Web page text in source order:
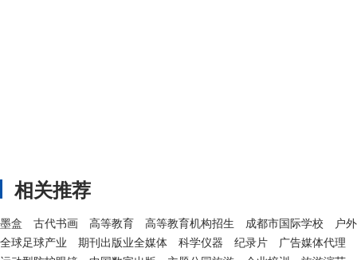
相关推荐
墨盒 古代书画 高等教育 高等教育机构招生 成都市国际学校
户
全球足球产业
期刊出版业全媒体 科学仪器 纪录片
广告媒体代理